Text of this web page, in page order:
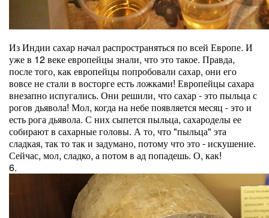
Из Индии сахар начал распространяться по всей Европе. И
уже в 12 веке европейцы знали, что это такое. Правда,
после того, как европейцы попробовали сахар, они его
вовсе не стали в восторге есть ложками! Европейцы сахара
внезапно испугались. Они решили, что сахар - это пыльца с
рогов дьявола! Мол, когда на небе появляется месяц - это и
есть рога дьявола. С них сыпется пыльца, сахароделы ее
собирают в сахарные головы. А то, что "пыльца" эта
сладкая, так то так и задумано, потому что это - искушение.
Сейчас, мол, сладко, а потом в ад попадешь. О, как!
6.